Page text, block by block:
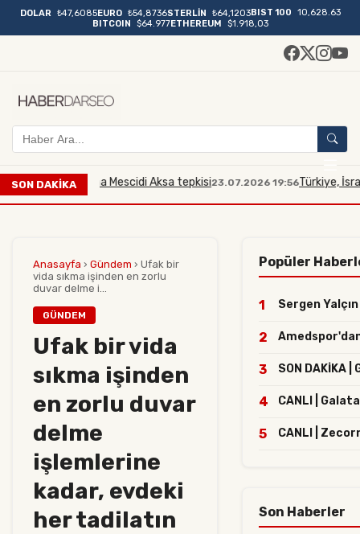
DOLAR ₺47,6085EURO ₺54,8736STERLİN ₺64,1203BIST 100
10,628.63
BITCOIN
$64.977ETHEREUM $1.918,03
SON DAKİKA
bakana Mescidi Aksa tepkisi23.07.2026 19:56Türkiye, İsrailli
Anasayfa › Gündem › Ufak bir
vida sıkma işinden en zorlu
duvar delme i...
GÜNDEM
Ufak bir vida
sıkma işinden
en zorlu duvar
delme
işlemlerine
kadar, evdeki
her tadilatın
Popüler
1 Sergen
2
3 SON DAKİKA
4 CANLI |
5 CANLI |
Son Haberler